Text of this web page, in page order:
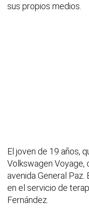
sus propios medios.
El joven de 19 años,
Volkswagen Voyage,
avenida General Paz.
en el servicio de
Fernández.